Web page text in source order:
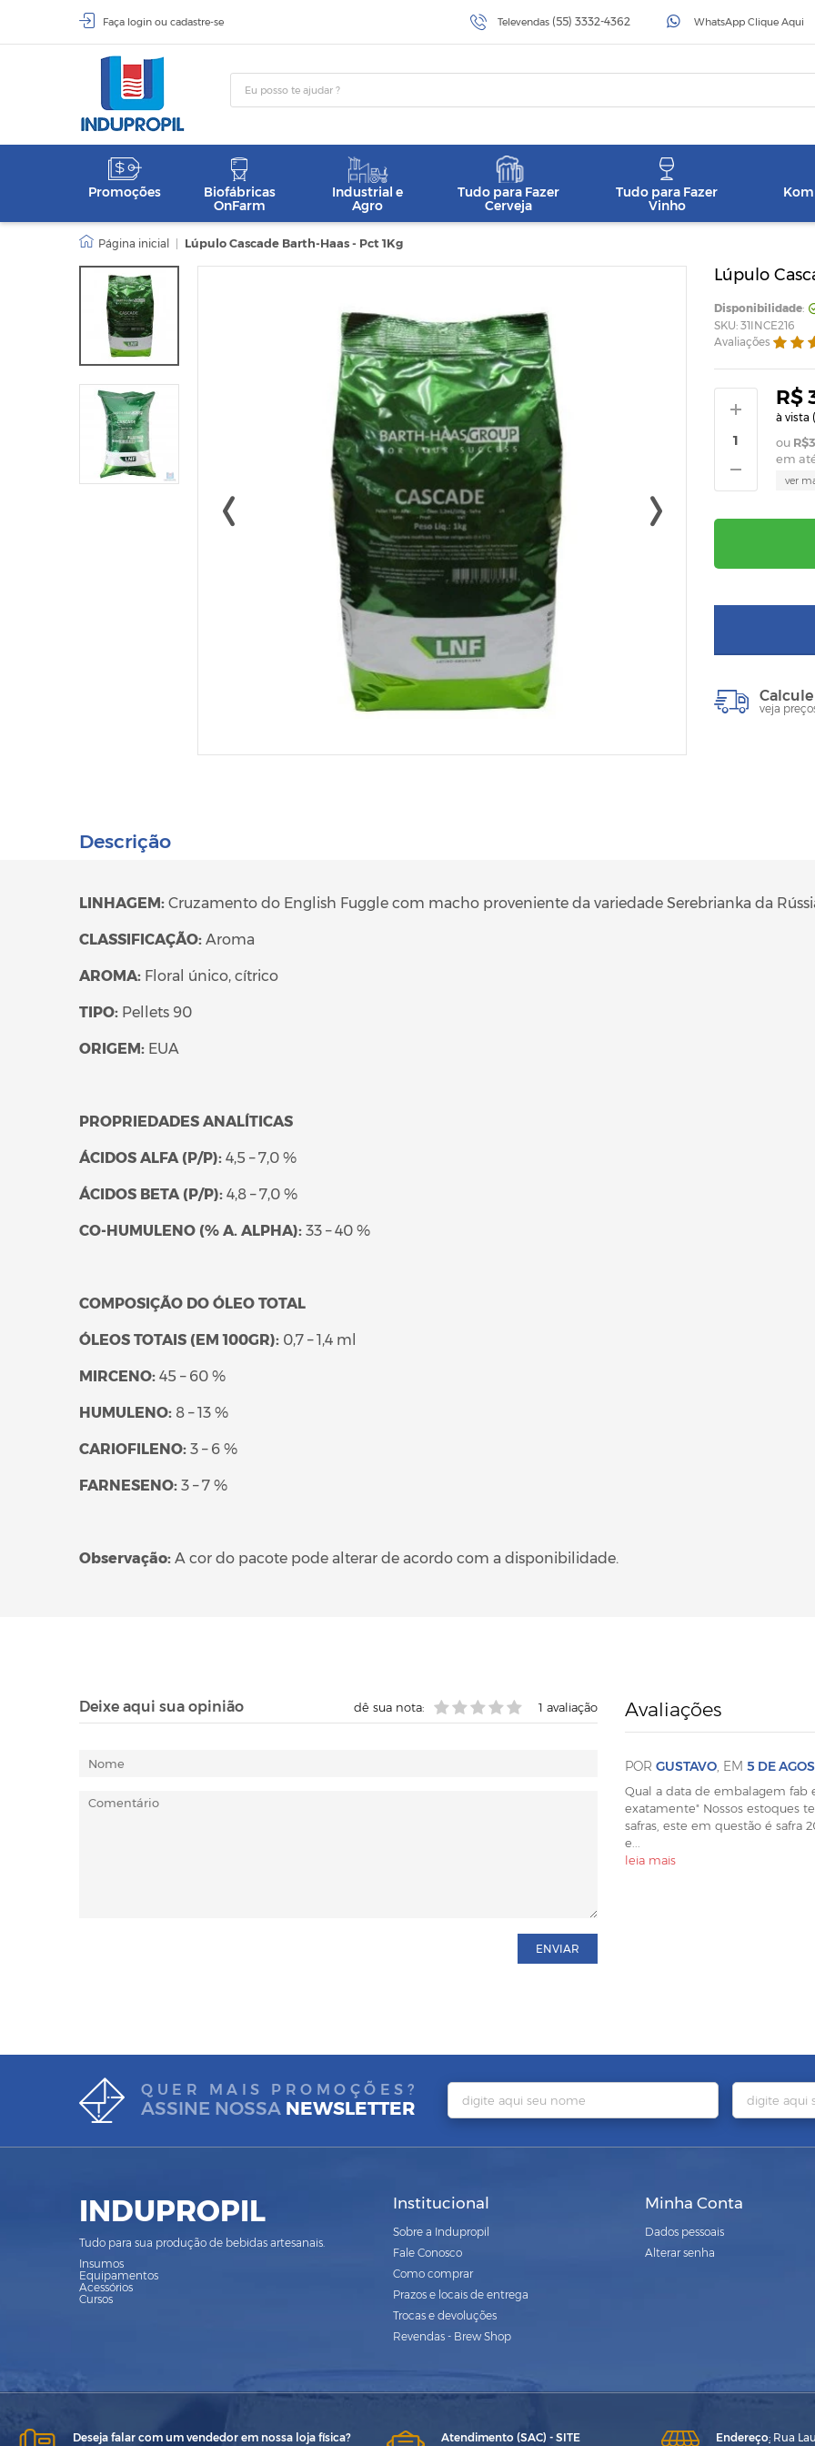
Faça login ou cadastre-se Televendas (55) 3332-4362 WhatsApp Clique Aqui
Promoções
Biofábricas
OnFarm
Industrial e
Agro
Tudo para Fazer
Cerveja
Tudo para Fazer
Vinho
Lúpulo Cascade Barth-Haas - Pct 1Kg
Lúpulo
Disponibilidade:
SKU: 31INCE216
Avaliações
R$
à vista (
em
ver
veja
Descrição
LINHAGEM: Cruzamento do English Fuggle com macho proveniente da variedade Serebrianka da
CLASSIFICAÇÃO: Aroma
AROMA: Floral único, cítrico
TIPO: Pellets 90
ORIGEM: EUA
PROPRIEDADES ANALÍTICAS
ÁCIDOS ALFA (P/P): 4,5 – 7,0 %
ÁCIDOS BETA (P/P): 4,8 – 7,0 %
CO-HUMULENO (% A. ALPHA): 33 – 40 %
COMPOSIÇÃO DO ÓLEO TOTAL
ÓLEOS TOTAIS (EM 100GR): 0,7 – 1,4 ml
MIRCENO: 45 – 60 %
HUMULENO: 8 – 13 %
CARIOFILENO: 3 – 6 %
FARNESENO: 3 – 7 %
Observação: A cor do pacote pode alterar de acordo com a disponibilidade.
Deixe aqui sua opinião 1 avaliação
dê sua nota:
ENVIAR
Avaliações
POR GUSTAVO , EM 5 DE
Qual a data de embalagem fab
exatamente" Nossos estoques
safras, este em questão é safra
e
leia mais
QUER MAIS PROMOÇÕES?
ASSINE NOSSA NEWSLETTER
INDUPROPIL
Tudo para sua produção de bebidas artesanais.
Insumos
Equipamentos
Acessórios
Cursos
Institucional
Sobre a Indupropil
Fale Conosco
Como comprar
Prazos e locais de entrega
Trocas e devoluções
Revendas - Brew Shop
Minha Conta
Dados pessoais
Alterar senha
Deseja falar com um vendedor em nossa loja física? Atendimento (SAC) - SITE Endereço: Rua